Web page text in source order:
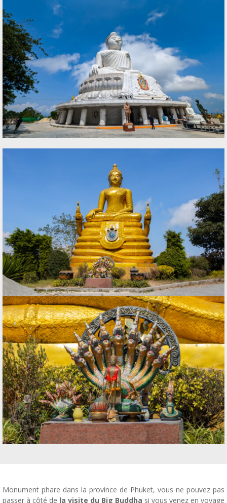
Monument phare dans la province de Phuket, vous ne pouvez pas
passer à côté de la visite du Big Buddha si vous venez en voyage